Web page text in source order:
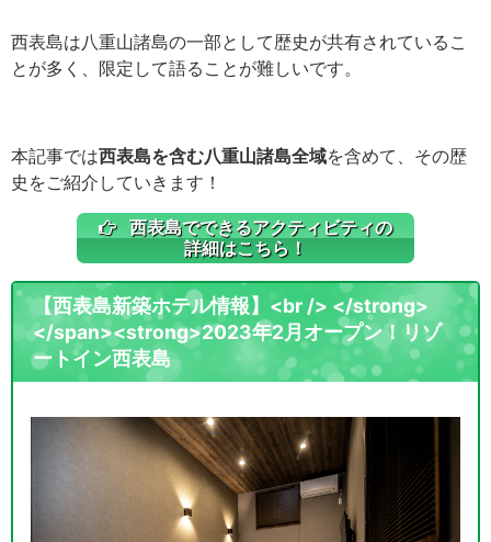
西表島は八重山諸島の一部として歴史が共有されているこ
とが多く、限定して語ることが難しいです。
本記事では西表島を含む八重山諸島全域を含めて、その歴
史をご紹介していきます！
西表島でできるアクティビティの
詳細はこちら！
【西表島新築ホテル情報】<br /> </strong>
</span><strong>2023年2月オープン！リゾ
ートイン西表島